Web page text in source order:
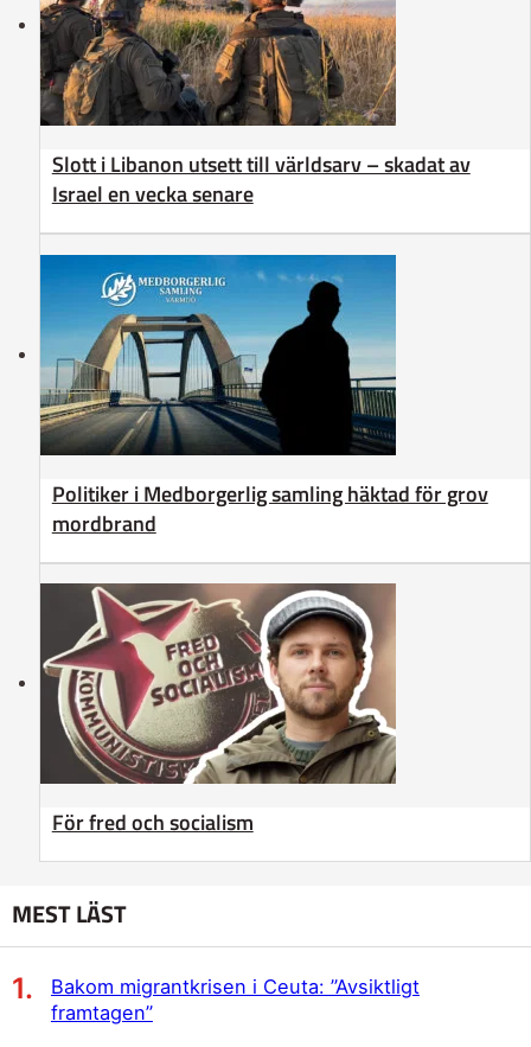
Slott i Libanon utsett till världsarv – skadat av
Israel en vecka senare
Politiker i Medborgerlig samling häktad för grov
mordbrand
För fred och socialism
MEST LÄST
Bakom migrantkrisen i Ceuta: ”Avsiktligt
framtagen”